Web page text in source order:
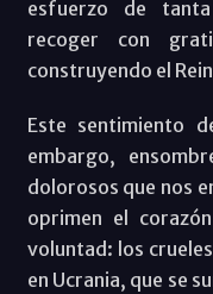
esfuerzo de
recoger con
construyendo el
Este sentimiento
embargo,
dolorosos que nos
oprimen el
voluntad: los
en Ucrania, que se